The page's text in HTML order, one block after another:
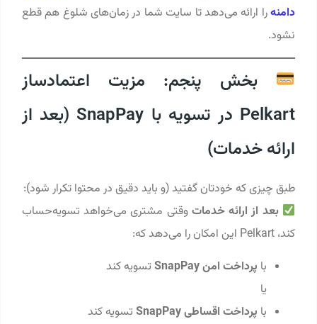
دامنهرا ارائه می‌دهد تا سایت شما در زمان‌های شلوغ هم قطع
نشود.
بخش پنجم: مزیت اعتمادساز
Pelkart در تسویه با SnapPay (بعد از
ارائه خدمات)
طبق چیزی که خودتان گفتید (و باید دقیق در محتوا تکرار شود):
بعد از ارائه خدماتوقتی مشتری می‌خواهد تسویه‌حساب
کند، Pelkart این امکان را می‌دهد که:
پرداخت امن SnapPay
تسویه کند
پرداخت اقساطی SnapPay
تسویه کند